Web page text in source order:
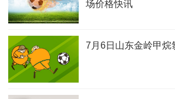
场价格快讯
7月6日山东金岭甲烷